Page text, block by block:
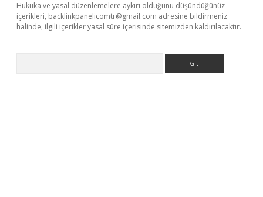
Hukuka ve yasal düzenlemelere aykırı olduğunu düşündüğünüz
içerikleri, backlinkpanelicomtr@gmail.com adresine bildirmeniz
halinde, ilgili içerikler yasal süre içerisinde sitemizden kaldırılacaktır.